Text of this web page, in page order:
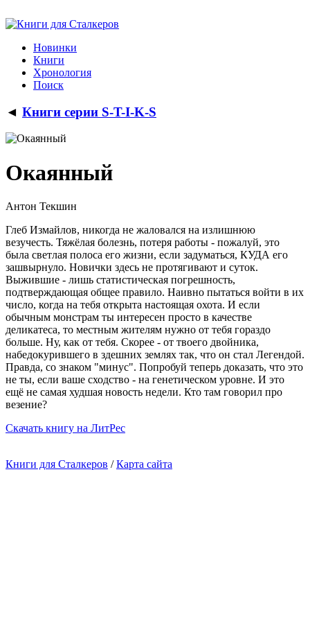
Новинки
Книги
Хронология
Поиск
◄ Книги серии S-T-I-K-S
Окаянный
Антон Текшин
Глеб Измайлов, никогда не жаловался на излишнюю
везучесть. Тяжёлая болезнь, потеря работы - пожалуй, это
была светлая полоса его жизни, если задуматься, КУДА его
зашвырнуло. Новички здесь не протягивают и суток.
Выжившие - лишь статистическая погрешность,
подтверждающая общее правило. Наивно пытаться войти в их
число, когда на тебя открыта настоящая охота. И если
обычным монстрам ты интересен просто в качестве
деликатеса, то местным жителям нужно от тебя гораздо
больше. Ну, как от тебя. Скорее - от твоего двойника,
набедокурившего в здешних землях так, что он стал Легендой.
Правда, со знаком "минус". Попробуй теперь доказать, что это
не ты, если ваше сходство - на генетическом уровне. И это
ещё не самая худшая новость недели. Кто там говорил про
везение?
Cкачать книгу на ЛитРес
Книги для Сталкеров /Карта сайта